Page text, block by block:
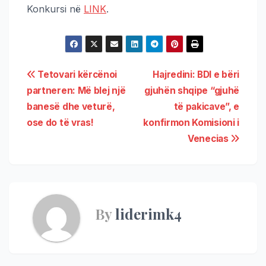
Konkursi në LINK.
Hajredini: BDI e bëri
gjuhën shqipe “gjuhë
të pakicave”, e
konfirmon Komisioni i
Venecias
Tetovari kërcënoi
partneren: Më blej një
banesë dhe veturë,
ose do të vras!
Byliderimk4